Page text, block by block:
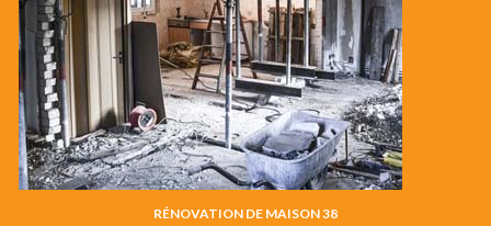
RÉNOVATION DE MAISON 38